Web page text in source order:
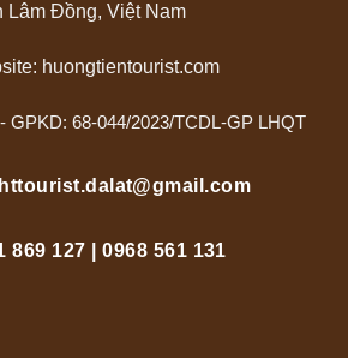
Lâm Đồng, Việt Nam
huongtientourist.com
GPKD: 68-044/2023/TCDL-GP LHQT
869 127 | 0968 561 131